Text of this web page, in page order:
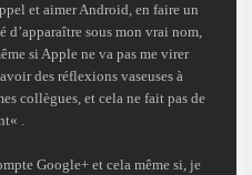
et aimerAndroid, en faire un
sous mon vrai nom,
si Apple ne va pas me virer
des réflexions vaseuses à
collègues, et cela ne fait pas de
« .
Google+ et cela même si, je